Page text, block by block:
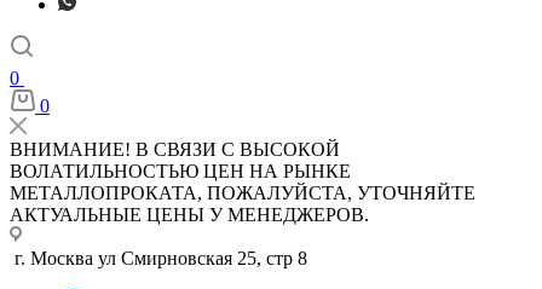
0
0
ВНИМАНИЕ! В СВЯЗИ С ВЫСОКОЙ
ВОЛАТИЛЬНОСТЬЮ ЦЕН НА РЫНКЕ
МЕТАЛЛОПРОКАТА, ПОЖАЛУЙСТА, УТОЧНЯЙТЕ
АКТУАЛЬНЫЕ ЦЕНЫ У МЕНЕДЖЕРОВ.
г. Москва ул Смирновская 25, стр 8